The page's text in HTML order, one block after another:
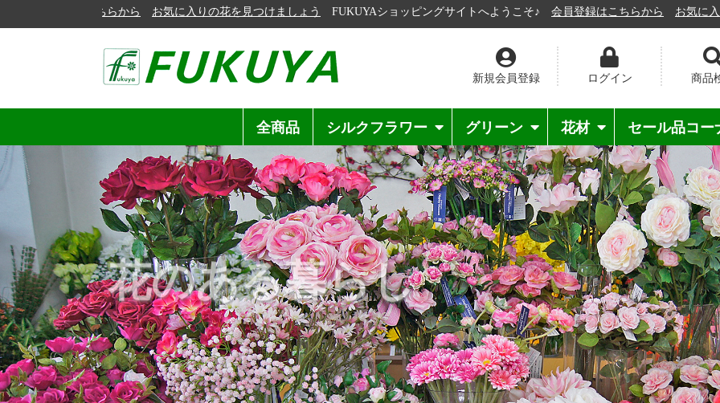
お気に入りの花を見つけましょう FUKUYAショッピングサイトへようこそ♪ 会員登録はこちらから お気に入りの花
新規会員登録 ログイン 商品
全商品 シルクフラワー
通年
低価格シリーズ
ｴｸｾﾚﾝﾄｼﾘｰｽﾞ
ショートステム
ブッシュ・バンド
ル・ピック
春
夏
秋
冬
グリーン
低価格シリーズ
通年
季節物
花材
材料［マテリアル］
器［ベース］
その他
セール品コー
花のある暮らし
アーティフィシャルフラワーを取り入れ